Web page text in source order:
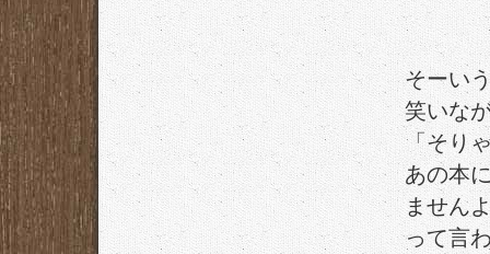
そーい
笑いな
「そり
あの本
ません
って言